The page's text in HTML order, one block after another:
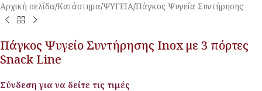
Αρχική σελίδα/Κατάστημα/ΨΥΓΕΙΑ/Πάγκος Ψυγεία Συντήρησης
Πάγκος Ψυγείο Συντήρησης Inox με 3 πόρτες
Snack Line
Σύνδεση για να δείτε τις τιμές